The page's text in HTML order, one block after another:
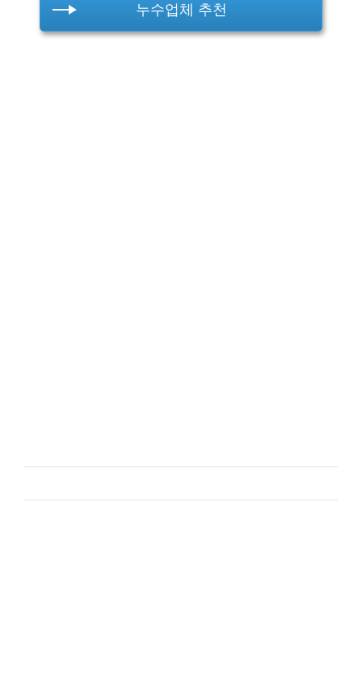
누수업체 추천